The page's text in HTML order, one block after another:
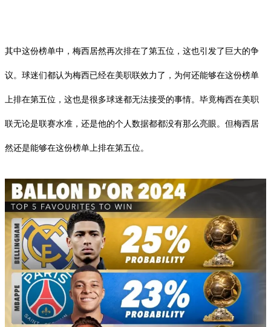
其中这份榜单中，梅西居然再次排在了第五位，这也引发了巨大的争
议。球迷们都认为梅西已经在美职联效力了，为何还能够在这份榜单
上排在第五位，这也是很多球迷都无法接受的事情。毕竟梅西在美职
联无论是联赛水准，还是他的个人数据都都没有那么亮眼。但梅西居
然还是能够在这份榜单上排在第五位。